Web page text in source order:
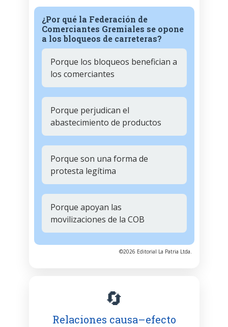
¿Por qué la Federación de
Comerciantes Gremiales se opone
a los bloqueos de carreteras?
Porque los bloqueos benefician a
los comerciantes
Porque perjudican el
abastecimiento de productos
Porque son una forma de
protesta legítima
Porque apoyan las
movilizaciones de la COB
©2026 Editorial La Patria Ltda.
🔄
Relaciones causa–efecto